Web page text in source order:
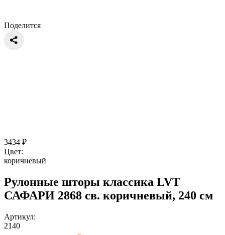
Поделится
3434 ₽
Цвет:
коричневый
Рулонные шторы классика LVT
САФАРИ 2868 св. коричневый, 240 см
Артикул:
2140